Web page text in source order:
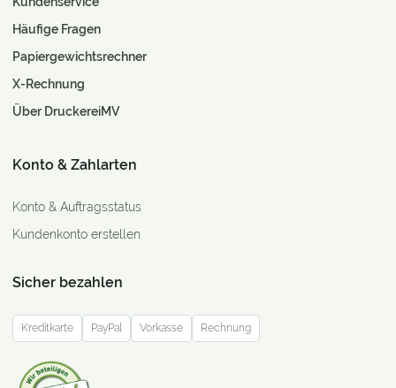
Häufige Fragen
Papiergewichtsrechner
X-Rechnung
Über DruckereiMV
Konto & Zahlarten
Konto & Auftragsstatus
Kundenkonto erstellen
Sicher bezahlen
Kreditkarte PayPal Vorkasse Rechnung